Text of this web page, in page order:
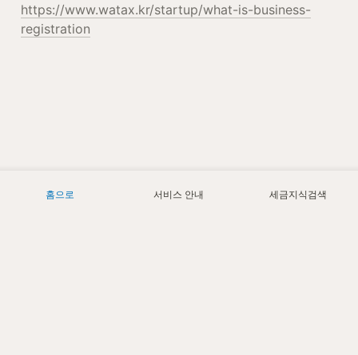
https://www.watax.kr/startup/what-is-business-
registration
홈으로 서비스 안내 세금지식검색